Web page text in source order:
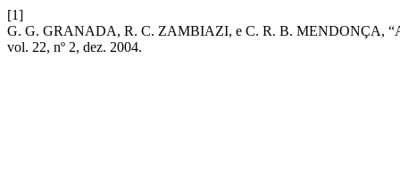
[1]
G. G. GRANADA, R. C. ZAMBIAZI, e C. R. B. MENDONÇA,
vol. 22, nº 2, dez. 2004.